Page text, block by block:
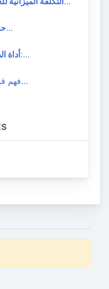
فهم حدود البطارية ف…
أداةأداة الصمام السفلي:…
TOC: فهم قمة الإسمن…